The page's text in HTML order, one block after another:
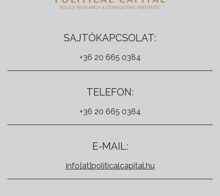
SAJTÓKAPCSOLAT:
+36 20 665 0384
TELEFON:
+36 20 665 0384
E-MAIL:
info[at]politicalcapital.hu